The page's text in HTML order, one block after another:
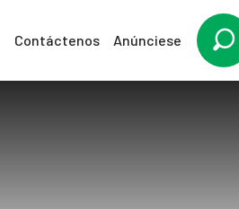
Contáctenos Anúnciese